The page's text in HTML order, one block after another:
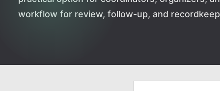
workflow for review, follow-up, and